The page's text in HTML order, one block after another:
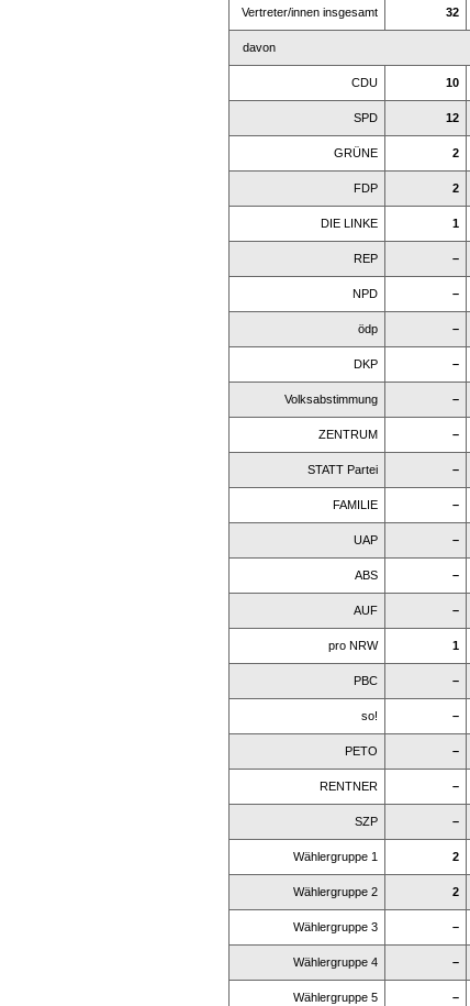
Vertreter/innen insgesamt 32
davon
CDU 10
SPD 12
GRÜNE 2
FDP 2
DIE LINKE 1
REP –
NPD –
ödp –
DKP –
Volksabstimmung –
ZENTRUM –
STATT Partei –
FAMILIE –
UAP –
ABS –
AUF –
pro NRW 1
PBC –
so! –
PETO –
RENTNER –
SZP –
Wählergruppe 1 2
Wählergruppe 2 2
Wählergruppe 3 –
Wählergruppe 4 –
Wählergruppe 5 –